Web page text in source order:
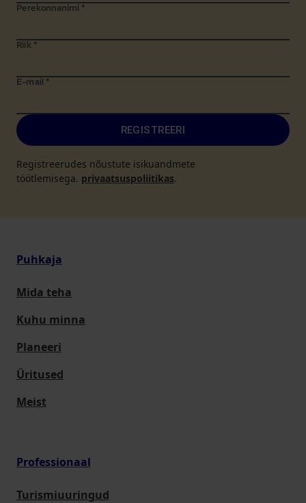
Perekonnanimi *
Riik *
E-mail *
REGISTREERI
Registreerudes nõustute isikuandmete
töötlemisega. privaatsuspoliitikas.
Puhkaja
Mida teha
Kuhu minna
Planeeri
Üritused
Meist
Professionaal
Turismiuuringud